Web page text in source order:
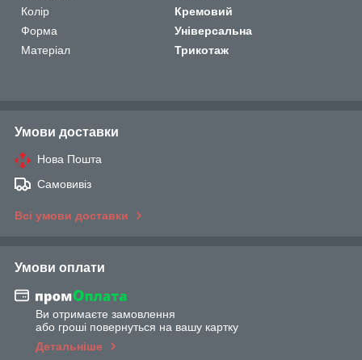
Колір
Кремовий
Форма
Універсальна
Матеріал
Трикотаж
Умови доставки
Нова Пошта
Самовивіз
Всі умови доставки
Умови оплати
Ви отримаєте замовлення
або гроші повернуться на вашу картку
Детальніше